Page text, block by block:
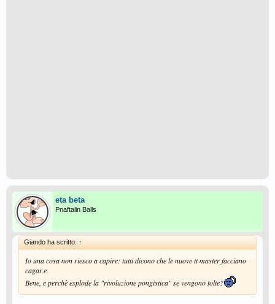
eta beta
Pnaftalin Balls
Giando ha scritto: ↑
Io una cosa non riesco a capire: tutti dicono che le nuove tt master facciano
cagar.e.
Bene, e perchè esplode la "rivoluzione pongistica" se vengono tolte?